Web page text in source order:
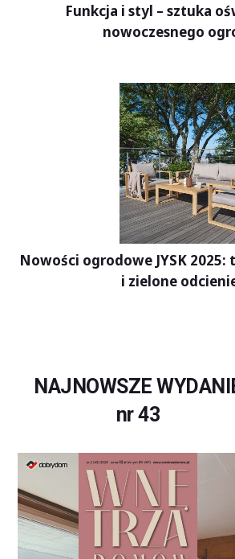
Funkcja i styl – sztuka
nowoczesnego
Nowości ogrodowe JYSK 2025:
i zielone
NAJNOWSZE
nr 43